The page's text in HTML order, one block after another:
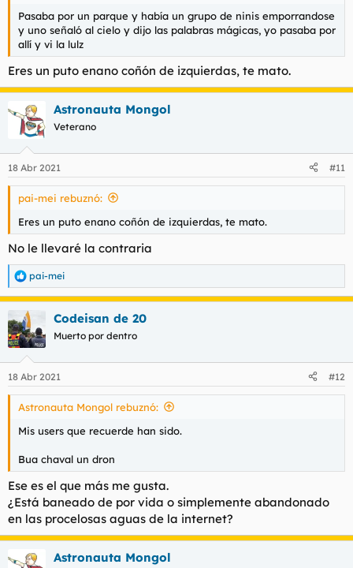
Pasaba por un parque y había un grupo de ninis emporrandose
y uno señaló al cielo y dijo las palabras mágicas, yo pasaba por
allí y vi la lulz
Eres un puto enano coñón de izquierdas, te mato.
Astronauta Mongol
Veterano
18 Abr 2021 #11
pai-mei rebuznó:
Eres un puto enano coñón de izquierdas, te mato.
No le llevaré la contraria
R
e
a
c
c
i
e
s
pai-mei
Codeisan de 20
Muerto por dentro
18 Abr 2021 #12
Astronauta Mongol rebuznó:
Mis users que recuerde han sido.
Bua chaval un dron
Ese es el que más me gusta.
¿Está baneado de por vida o simplemente abandonado
en las procelosas aguas de la internet?
Astronauta Mongol